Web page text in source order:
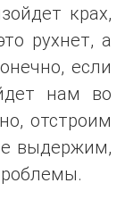
крах,
рухнет, а
если
нам во
отстроим
выдержим,